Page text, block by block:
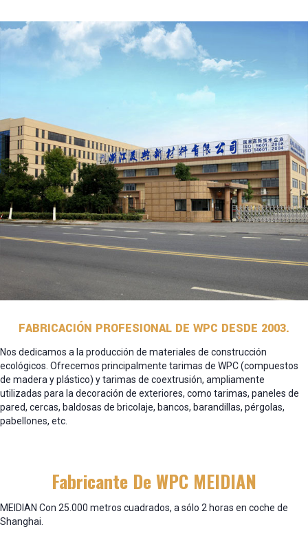
FABRICACIÓN PROFESIONAL DE WPC DESDE 2003.
Nos dedicamos a la producción de materiales de construcción
ecológicos. Ofrecemos principalmente tarimas de WPC (compuestos
de madera y plástico) y tarimas de coextrusión, ampliamente
utilizadas para la decoración de exteriores, como tarimas, paneles de
pared, cercas, baldosas de bricolaje, bancos, barandillas, pérgolas,
pabellones, etc.
Fabricante De WPC MEIDIAN
MEIDIAN Con 25.000 metros cuadrados, a sólo 2 horas en coche de
Shanghai.